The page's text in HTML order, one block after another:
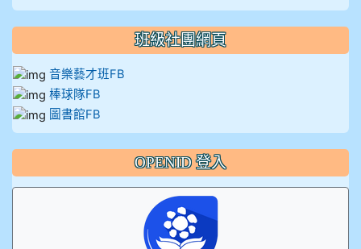
班級社團網頁
音樂藝才班FB
棒球隊FB
圖書館FB
OPENID 登入